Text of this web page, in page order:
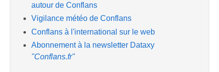
autour de Conflans
Vigilance météo de Conflans
Conflans à l'international sur le web
Abonnement à la newsletter Dataxy
"Conflans.fr"